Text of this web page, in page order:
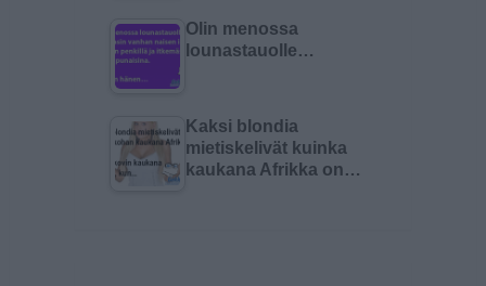
Olin menossa
lounastauolle…
Kaksi blondia
mietiskelivät kuinka
kaukana Afrikka on…